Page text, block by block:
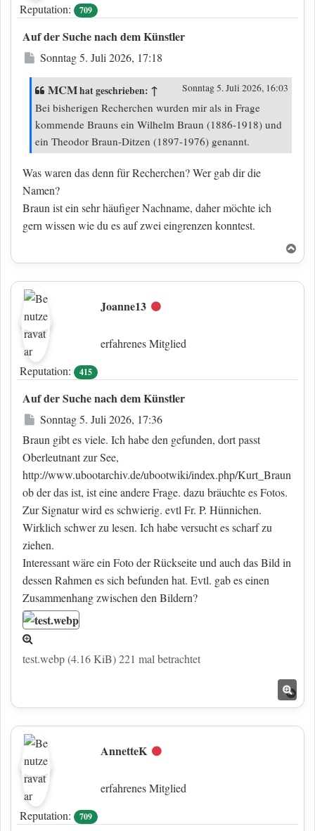
Reputation:
709
Auf der Suche nach dem Künstler
Beitrag
Sonntag 5. Juli 2026, 17:18
MCMhat geschrieben: ↑ Sonntag 5. Juli 2026, 16:03
Bei bisherigen Recherchen wurden mir als in Frage
kommende Brauns ein Wilhelm Braun (1886-1918) und
ein Theodor Braun-Ditzen (1897-1976) genannt.
Was waren das denn für Recherchen? Wer gab dir die
Namen?
Braun ist ein sehr häufiger Nachname, daher möchte ich
gern wissen wie du es auf zwei eingrenzen konntest.
Joanne13 Offline
erfahrenes Mitglied
Reputation:
415
Auf der Suche nach dem Künstler
Beitrag
Sonntag 5. Juli 2026, 17:36
Braun gibt es viele. Ich habe den gefunden, dort passt
Oberleutnant zur See,
http://www.ubootarchiv.de/ubootwiki/index.php/Kurt_Braun
ob der das ist, ist eine andere Frage. dazu bräuchte es Fotos.
Zur Signatur wird es schwierig. evtl Fr. P. Hünnichen.
Wirklich schwer zu lesen. Ich habe versucht es scharf zu
ziehen.
Interessant wäre ein Foto der Rückseite und auch das Bild in
dessen Rahmen es sich befunden hat. Evtl. gab es einen
Zusammenhang zwischen den Bildern?
test.webp (4.16 KiB) 221 mal betrachtet
AnnetteK Offline
erfahrenes Mitglied
Reputation:
709